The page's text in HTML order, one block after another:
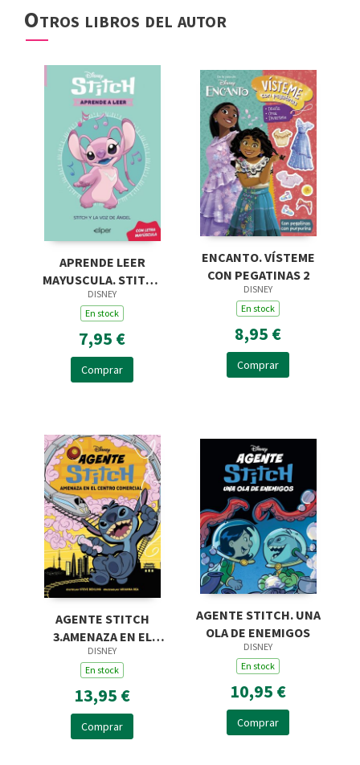
Otros libros del autor
APRENDE LEER
MAYUSCULA. STITCH
VOZ ANGEL
DISNEY
En stock
7,95 €
Comprar
ENCANTO. VÍSTEME
CON PEGATINAS 2
DISNEY
En stock
8,95 €
Comprar
AGENTE STITCH
3.AMENAZA EN EL
CENTRO COMERCIAL
DISNEY
En stock
13,95 €
Comprar
AGENTE STITCH. UNA
OLA DE ENEMIGOS
DISNEY
En stock
10,95 €
Comprar